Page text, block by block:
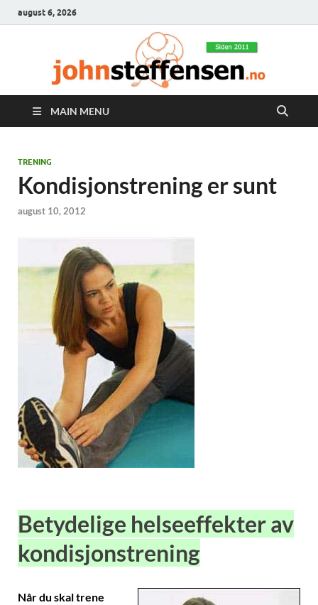
august 6, 2026
MAIN MENU
TRENING
Kondisjonstrening er sunt
august 10, 2012
Betydelige helseeffekter av
kondisjonstrening
Når du skal trene